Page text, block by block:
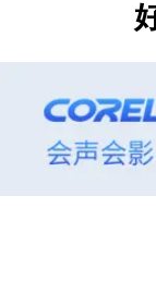
果不想使用内置的调
后就可以使用了。同
友好。